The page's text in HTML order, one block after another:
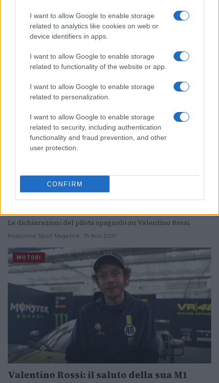
I want to allow Google to enable storage
related to analytics like cookies on web or
device identifiers in apps.
I want to allow Google to enable storage
related to functionality of the website or app.
I want to allow Google to enable storage
related to personalization.
I want to allow Google to enable storage
related to security, including authentication
functionality and fraud prevention, and other
user protection.
CONFIRM
Max Biaggi: “E’ stato bello ed emozionante
vederlo”
Le dichiarazioni del pilota romano sui festeggiamenti di
Redazione Sport Magazine · 15 Nov 2021
Jorge Lorenzo: “E’ stato uno dei segreti
Le dichiarazioni del pilota spagnolo su Valentino Rossi.
Redazione Sport Magazine · 15 Nov 2021
MOTORI
Valentino Rossi: il saluto della sua M1